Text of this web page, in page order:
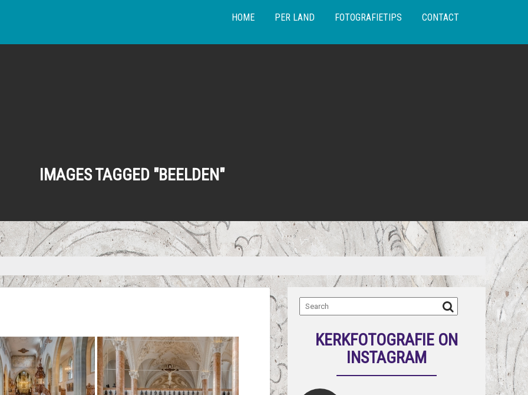
HOME PER LAND FOTOGRAFIETIPS CONTACT
IMAGES TAGGED "BEELDEN"
KERKFOTOGRAFIE ON
INSTAGRAM